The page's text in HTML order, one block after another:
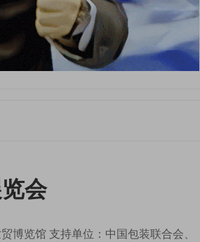
会
览馆 支持单位：中国包装联合会、